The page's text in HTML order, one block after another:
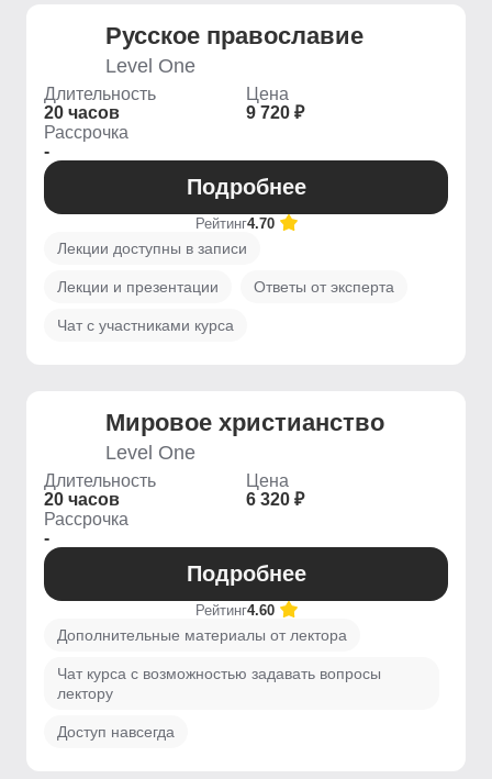
Русское православие
Level One
Длительность
20 часов
Цена
9 720 ₽
Рассрочка
-
Подробнее
Рейтинг4.70
Лекции доступны в записи
Лекции и презентации Ответы от эксперта
Чат с участниками курса
Мировое христианство
Level One
Длительность
20 часов
Цена
6 320 ₽
Рассрочка
-
Подробнее
Рейтинг4.60
Дополнительные материалы от лектора
Чат курса с возможностью задавать вопросы
лектору
Доступ навсегда